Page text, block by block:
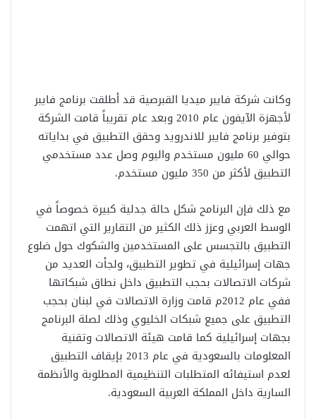
وكانت شركة فايبر ميديا القبرصية قد أطلقت برنامج فايبر
لأجهزة الآيفون عام 2010 وبعد عام تقريباً قامت الشركة
بتوفير برنامج فايبر للاندرويد وحقق التطبيق في بداياته
حوالي 60 مليون مستخدم واليوم وصل عدد مستخدمي
التطبيق لأكثر من 350 مليون مستخدم.
مع ذلك فإن البرنامج شكل حالة جدلية كبيرة خصوصاً في
الوسط العربي وعزز ذلك الكثير من التقارير التي اتهمت
التطبيق بالتجسس على المستخدمين والشكوك حول ضلوع
جهات إسرائيلية في تطوير التطبيق، ولجأت العديد من
شركات الاتصالات بحجب التطبيق داخل نطاق شبكاتها
ففي عام 2012م قامت وزارة الاتصالات في لبنان بحجب
التطبيق على جميع شبكات الخليوي وذلك لصلة البرنامج
بجهات إسرائيلية كما قامت هيئة الاتصالات وتقنية
المعلومات بالسعودية في عام 2013 بإيقاف التطبيق
لعدم استيفائه المتطلبات التنظيمية المطلوبة والأنظمة
السارية داخل المملكة العربية السعودية.